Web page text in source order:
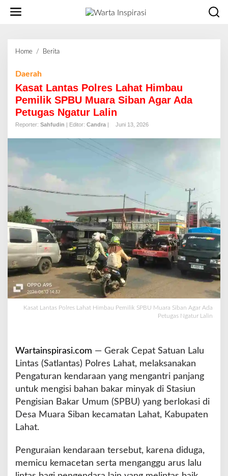
Home / Berita
t
L
a
n
r
L
a
h
a
t
H
b
e
i
l
i
k
P
M
u
Daerah
Kasat Lantas Polres Lahat Himbau
Pemilik SPBU Muara Siban Agar Ada
Petugas Ngatur Lalin
Reporter: Sahfudin | Editor: Candra | Juni 13, 2026
Kasat Lantas Polres Lahat Himbau Pemilik SPBU Muara Siban Agar Ada
Petugas Ngatur Lalin
Wartainspirasi.com — Gerak Cepat Satuan Lalu
Lintas (Satlantas) Polres Lahat, melaksanakan
Pengaturan kendaraan yang mengantri panjang
untuk mengisi bahan bakar minyak di Stasiun
Pengisian Bakar Umum (SPBU) yang berlokasi di
Desa Muara Siban kecamatan Lahat, Kabupaten
Lahat.
Penguraian kendaraan tersebut, karena diduga,
memicu kemacetan serta menganggu arus lalu